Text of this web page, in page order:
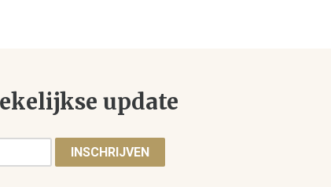
update
INSCHRIJVEN